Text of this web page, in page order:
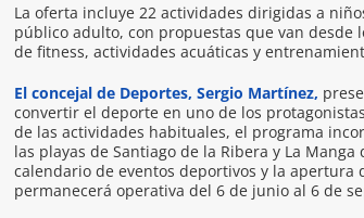
La oferta incluye 22 actividades dirigidas a
público adulto, con propuestas que van desde
de fitness, actividades acuáticas y
El concejal de Deportes, Sergio Martínez,
convertir el deporte en uno de los
de las actividades habituales, el programa
las playas de Santiago de la Ribera y La
calendario de eventos deportivos y la apertura
permanecerá operativa del 6 de junio al 6 de